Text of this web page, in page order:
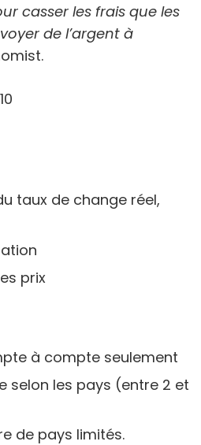
casser les frais que les
de l’argent à
taux de change réel,
prix
à compte seulement
selon les pays (entre 2 et
de pays limités.